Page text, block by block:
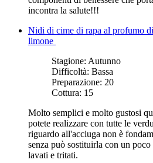
incontra la salute!!!
Nidi di cime di rapa al profumo
limone
Stagione: Autunno
Difficoltà: Bassa
Preparazione: 20
Cottura: 15
Molto semplici e molto gustosi
potete realizzare con tutte le
riguardo all'acciuga non è
senza può sostituirla con un
lavati e tritati.